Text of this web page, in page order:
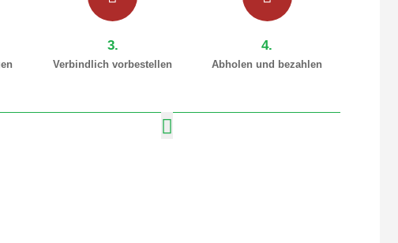
3.
Verbindlich vorbestellen
4.
Abholen und bezahlen